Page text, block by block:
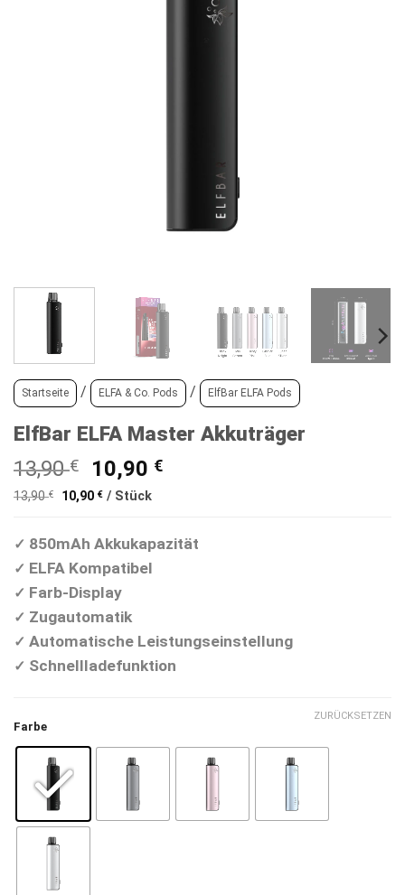
Startseite / ELFA & Co. Pods / ElfBar ELFA Pods
ElfBar ELFA Master Akkuträger
13,90€
Ursprünglicher
Preis
13,90 €
10,90 €Aktueller
10,90 €.
13,90€ 10,90€ / Stück
✓ 850mAh Akkukapazität
✓ ELFA Kompatibel
✓ Farb-Display
✓ Zugautomatik
✓ Automatische Leistungseinstellung
✓ Schnellladefunktion
Farbe
ZURÜCKSETZEN